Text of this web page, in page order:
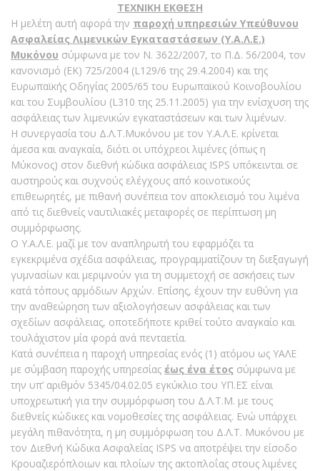
ΤΕΧΝΙΚΗ ΕΚΘΕΣΗ
Η μελέτη αυτή αφορά την παροχή υπηρεσιών Υπεύθυνου
Ασφαλείας Λιμενικών Εγκαταστάσεων (Υ.Α.Λ.Ε.)
Μυκόνου σύμφωνα με τον Ν. 3622/2007, το Π.Δ. 56/2004, τον
κανονισμό (ΕΚ) 725/2004 (L129/6 της 29.4.2004) και της
Ευρωπαϊκής Οδηγίας 2005/65 του Ευρωπαϊκού Κοινοβουλίου
και του Συμβουλίου (L310 της 25.11.2005) για την ενίσχυση της
ασφάλειας των λιμενικών εγκαταστάσεων και των λιμένων.
Η συνεργασία του Δ.Λ.Τ.Μυκόνου με τον Υ.Α.Λ.Ε. κρίνεται
άμεσα και αναγκαία, διότι οι υπόχρεοι λιμένες (όπως η
Μύκονος) στον διεθνή κώδικα ασφάλειας ISPS υπόκεινται σε
αυστηρούς και συχνούς ελέγχους από κοινοτικούς
επιθεωρητές, με πιθανή συνέπεια τον αποκλεισμό του λιμένα
από τις διεθνείς ναυτιλιακές μεταφορές σε περίπτωση μη
συμμόρφωσης.
Ο Υ.Α.Λ.Ε. μαζί με τον αναπληρωτή του εφαρμόζει τα
εγκεκριμένα σχέδια ασφάλειας, προγραμματίζουν τη διεξαγωγή
γυμνασίων και μεριμνούν για τη συμμετοχή σε ασκήσεις των
κατά τόπους αρμόδιων Αρχών. Επίσης, έχουν την ευθύνη για
την αναθεώρηση των αξιολογήσεων ασφάλειας και των
σχεδίων ασφάλειας, οποτεδήποτε κριθεί τούτο αναγκαίο και
τουλάχιστον μία φορά ανά πενταετία.
Κατά συνέπεια η παροχή υπηρεσίας ενός (1) ατόμου ως ΥΑΛΕ
με σύμβαση παροχής υπηρεσίας έως ένα έτος σύμφωνα με
την υπ’ αριθμόν 5345/04.02.05 εγκύκλιο του ΥΠ.ΕΣ είναι
υποχρεωτική για την συμμόρφωση του Δ.Λ.Τ.Μ. με τους
διεθνείς κώδικες και νομοθεσίες της ασφάλειας. Ενώ υπάρχει
μεγάλη πιθανότητα, η μη συμμόρφωση του Δ.Λ.Τ. Μυκόνου με
τον Διεθνή Κώδικα Ασφαλείας ISPS να αποτρέψει την είσοδο
Κρουαζιερόπλοιων και πλοίων της ακτοπλοΐας στους λιμένες